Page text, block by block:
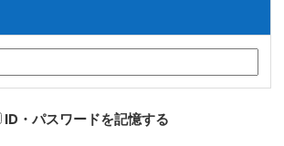
ID・パスワードを記憶する